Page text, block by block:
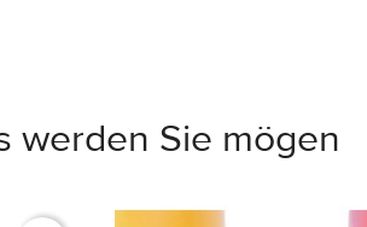
werden Sie mögen